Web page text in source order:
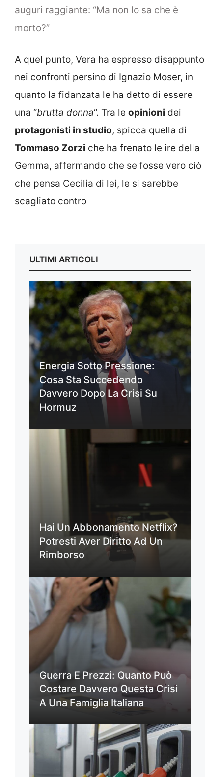
auguri raggiante: “Ma non lo sa che è
morto?”
A quel punto, Vera ha espresso disappunto
nei confronti persino di Ignazio Moser, in
quanto la fidanzata le ha detto di essere
una “brutta donna“. Tra le opinioni dei
protagonisti in studio, spicca quella di
Tommaso Zorzi che ha frenato le ire della
Gemma, affermando che se fosse vero ciò
che pensa Cecilia di lei, le si sarebbe
scagliato contro
ULTIMI ARTICOLI
Energia Sotto Pressione:
Cosa Sta Succedendo
Davvero Dopo La Crisi Su
Hormuz
Hai Un Abbonamento Netflix?
Potresti Aver Diritto Ad Un
Rimborso
Guerra E Prezzi: Quanto Può
Costare Davvero Questa Crisi
A Una Famiglia Italiana